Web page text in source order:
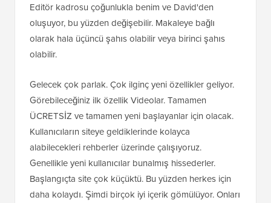
Editör kadrosu çoğunlukla benim ve David'den
oluşuyor, bu yüzden değişebilir. Makaleye bağlı
olarak hala üçüncü şahıs olabilir veya birinci şahıs
olabilir.
Gelecek çok parlak. Çok ilginç yeni özellikler geliyor.
Görebileceğiniz ilk özellik Videolar. Tamamen
ÜCRETSİZ ve tamamen yeni başlayanlar için olacak.
Kullanıcıların siteye geldiklerinde kolayca
alabilecekleri rehberler üzerinde çalışıyoruz.
Genellikle yeni kullanıcılar bunalmış hissederler.
Başlangıçta site çok küçüktü. Bu yüzden herkes için
daha kolaydı. Şimdi birçok iyi içerik gömülüyor. Onları